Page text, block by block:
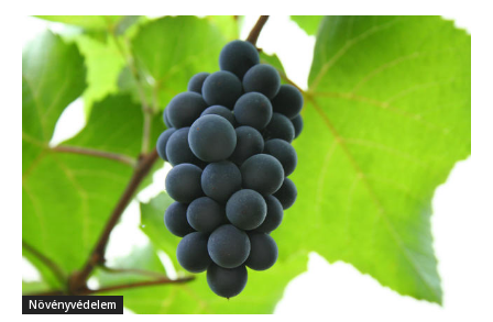
Növényvédelem